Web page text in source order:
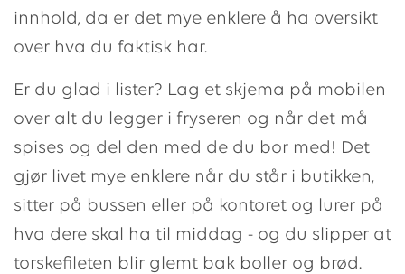
innhold, da er det mye enklere å ha oversikt
over hva du faktisk har.
Er du glad i lister? Lag et skjema på mobilen
over alt du legger i fryseren og når det må
spises og del den med de du bor med! Det
gjør livet mye enklere når du står i butikken,
sitter på bussen eller på kontoret og lurer på
hva dere skal ha til middag - og du slipper at
torskefileten blir glemt bak boller og brød.